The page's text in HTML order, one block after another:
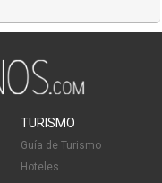
TURISMO
Guía de Turismo
Hoteles